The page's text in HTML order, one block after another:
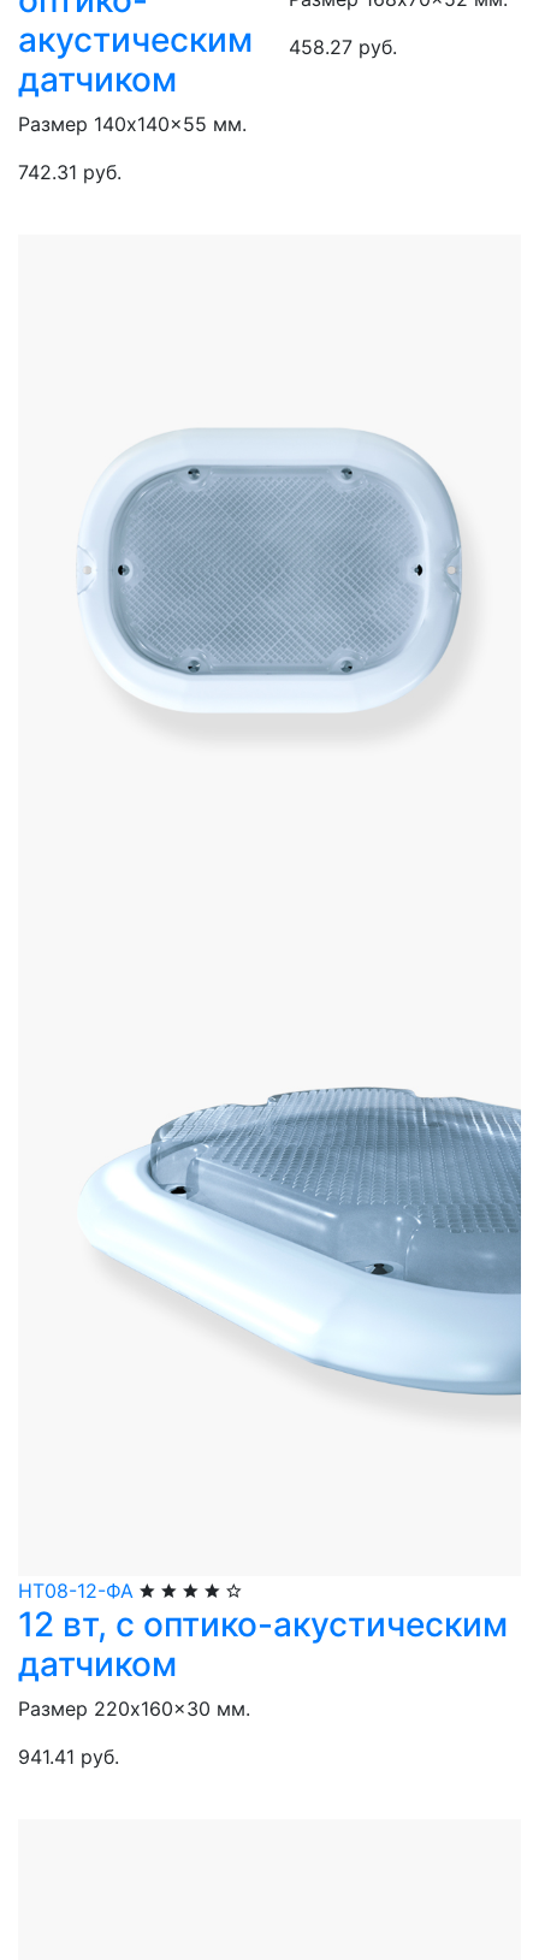
акустическим
датчиком
Размер 140x140x55 мм.
742.31 руб.
458.27 руб.
НТ08-12-ФА
12 вт, с оптико-акустическим
датчиком
Размер 220x160x30 мм.
941.41 руб.